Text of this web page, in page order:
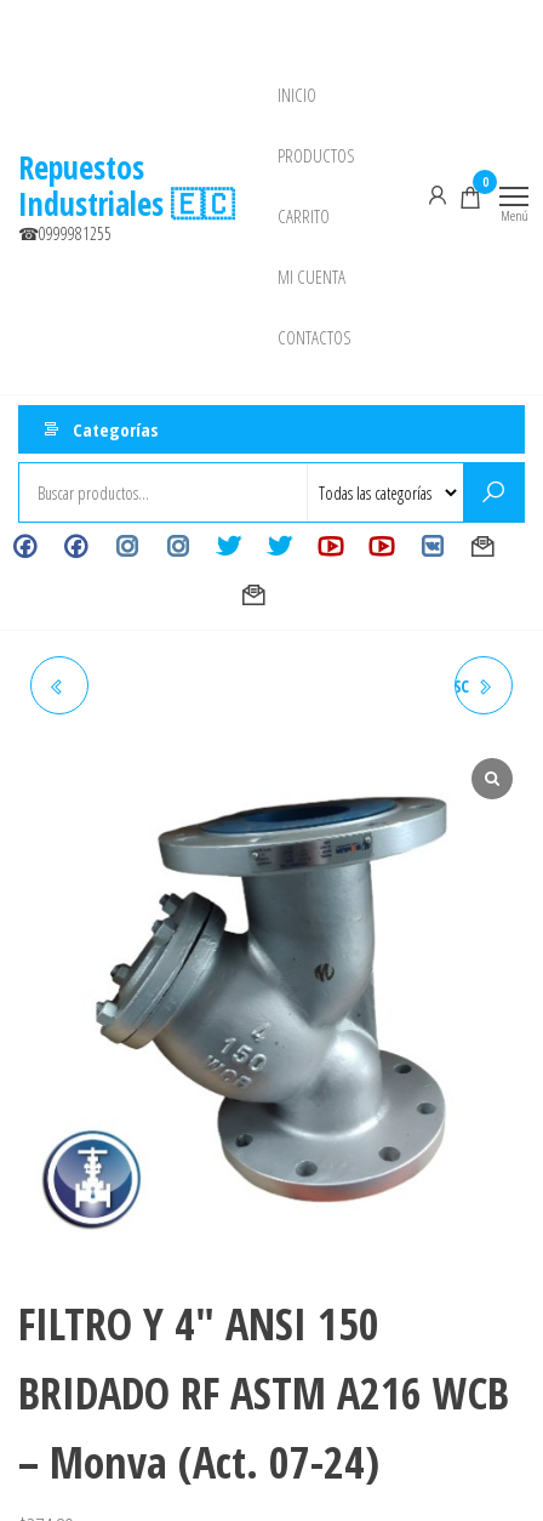
Repuestos
Industriales 🇪🇨
☎0999981255
INICIO
PRODUCTOS
CARRITO
MI CUENTA
CONTACTOS
0
Menú
Categorías
FILTRO Y HIERRO 1/2" ROSC
FILTRO Y 4″ ANSI 150
BRIDADO RF ASTM A216 WCB
– Monva (Act. 07-24)